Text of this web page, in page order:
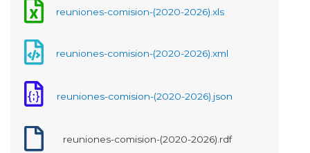
reuniones-comision-(2020-2026).xls
reuniones-comision-(2020-2026).xml
reuniones-comision-(2020-2026).json
reuniones-comision-(2020-2026).rdf